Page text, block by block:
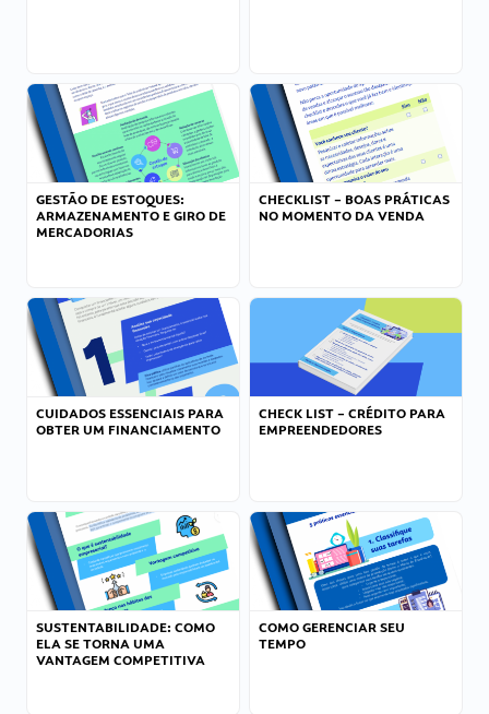
GESTÃO DE ESTOQUES:
ARMAZENAMENTO E GIRO DE
MERCADORIAS
CHECKLIST – BOAS PRÁTICAS
NO MOMENTO DA VENDA
CUIDADOS ESSENCIAIS PARA
OBTER UM FINANCIAMENTO
CHECK LIST – CRÉDITO PARA
EMPREENDEDORES
SUSTENTABILIDADE: COMO
ELA SE TORNA UMA
VANTAGEM COMPETITIVA
COMO GERENCIAR SEU
TEMPO